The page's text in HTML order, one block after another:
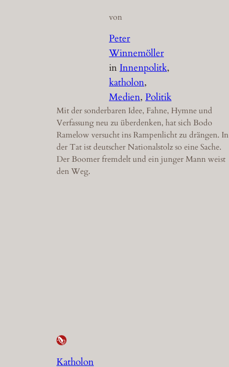
von
Peter
Winnemöller
in Innenpolitk
katholon
Medien, Politik
Mit der sonderbaren Idee, Fahne, Hymne und
Verfassung neu zu überdenken, hat sich Bodo
Ramelow versucht ins Rampenlicht zu drängen. In
der Tat ist deutscher Nationalstolz so eine Sache.
Der Boomer fremdelt und ein junger Mann weist
den Weg.
Katholon